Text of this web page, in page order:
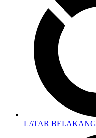
LATAR BELAKANG